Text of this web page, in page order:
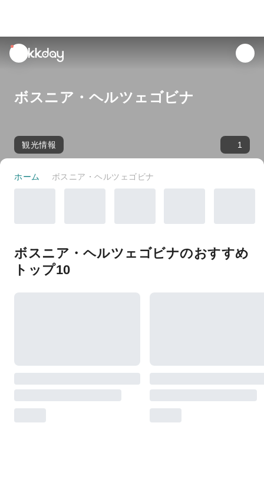
unread
notifications
ボスニア・ヘルツェゴビナ
観光情報 1
ホーム ボスニア・ヘルツェゴビナ
ボスニア・ヘルツェゴビナのおすすめ
トップ10